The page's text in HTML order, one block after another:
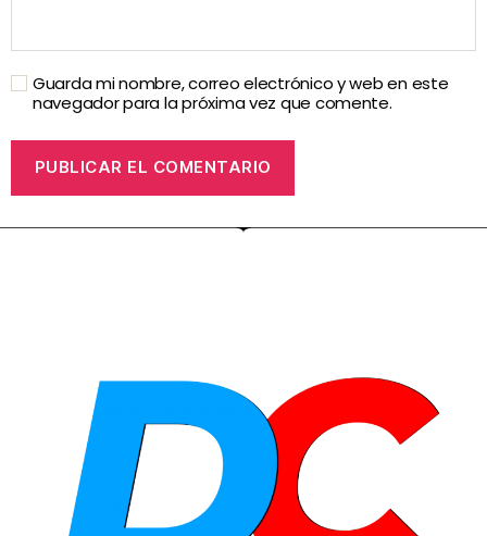
Guarda mi nombre, correo electrónico y web en este
navegador para la próxima vez que comente.